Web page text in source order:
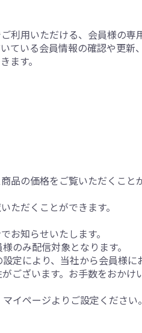
利用いただける、会員様の専
ている会員情報の確認や更
ます。
品の価格をご覧いただくこと
ただくことができます。
お知らせいたします。
のみ配信対象となります。
定により、当社から会員様
ございます。お手数をおか
イページよりご設定ください。